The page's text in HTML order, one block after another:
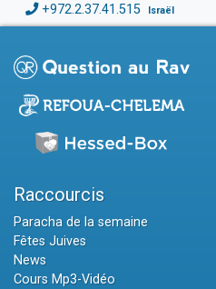
+972.2.37.41.515 Israël
Raccourcis
Paracha de la semaine
Fêtes Juives
News
Cours Mp3-Vidéo